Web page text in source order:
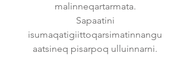
malinneqartarmata.
Sapaatini
isumaqatigiittoqarsimatinnangu
aatsineq pisarpoq ulluinnarni.